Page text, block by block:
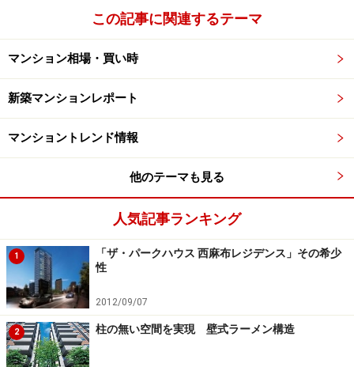
都心エリアから徐々に郊外へ価格上昇が波及も売れ行きは堅
調
留意したいのが、「無理な購入プラン」にならないこと
と「安易に妥協しない」ことです。ローンが組め購入で
きたとしても、返済に窮してしまうようでは困ります。
また、購入にこだわりすぎて、安易に立地や広さを妥協
です。「何で新築分譲マンションを買おうと思ったか」
を振り返って、選択肢を広げつつ重視ポイントを押さえ
ながら購入プランを考えていきましょう。
「広い家」「資産を持ちたい」「交通の便
が良い」が検討理由の上位
「通勤に便利な場所」「金利が低く」が上
昇
この記事に関連するテーマ
マンション相場・買い時
新築マンションレポート
マンショントレンド情報
他のテーマも見る
人気記事ランキング
1
「ザ・パークハウス 西麻布レジデンス」その希少
性
2012/09/07
2 柱の無い空間を実現 壁式ラーメン構造